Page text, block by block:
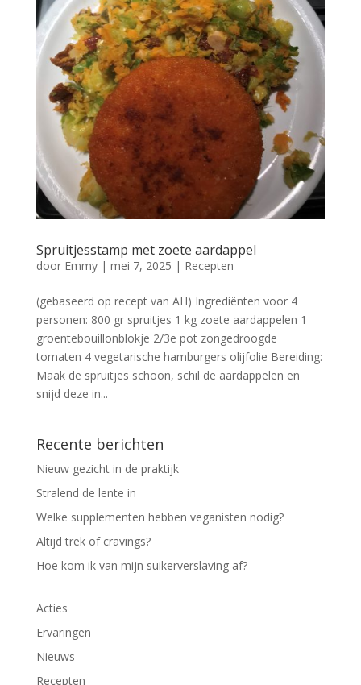
Spruitjesstamp met zoete aardappel
door Emmy| mei 7, 2025 | Recepten
(gebaseerd op recept van AH) Ingrediënten voor 4
personen: 800 gr spruitjes 1 kg zoete aardappelen 1
groentebouillonblokje 2/3e pot zongedroogde
tomaten 4 vegetarische hamburgers olijfolie Bereiding:
Maak de spruitjes schoon, schil de aardappelen en
snijd deze in...
Recente berichten
Nieuw gezicht in de praktijk
Stralend de lente in
Welke supplementen hebben veganisten nodig?
Altijd trek of cravings?
Hoe kom ik van mijn suikerverslaving af?
Acties
Ervaringen
Nieuws
Recepten